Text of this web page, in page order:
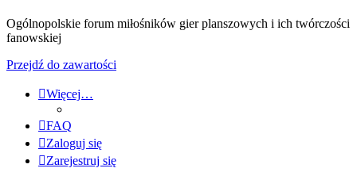
Ogólnopolskie forum miłośników gier planszowych i ich twórczości
fanowskiej
Przejdź do zawartości
Więcej…
FAQ
Zaloguj się
Zarejestruj się